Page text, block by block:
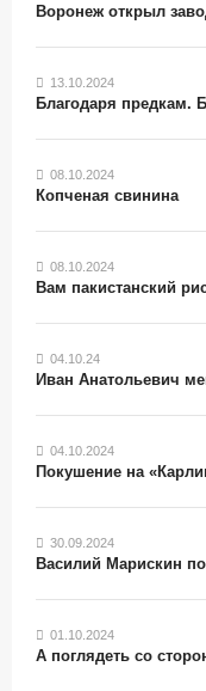
Воронеж открыл
13.10.2024
Благодаря предкам.
08.10.2024
Копченая свинина
08.10.2024
Вам пакистанский
04.10.24
Иван Анатольевич
04.10.2024
Покушение на
30.09.2024
Василий Марискин
01.10.2024
А поглядеть со